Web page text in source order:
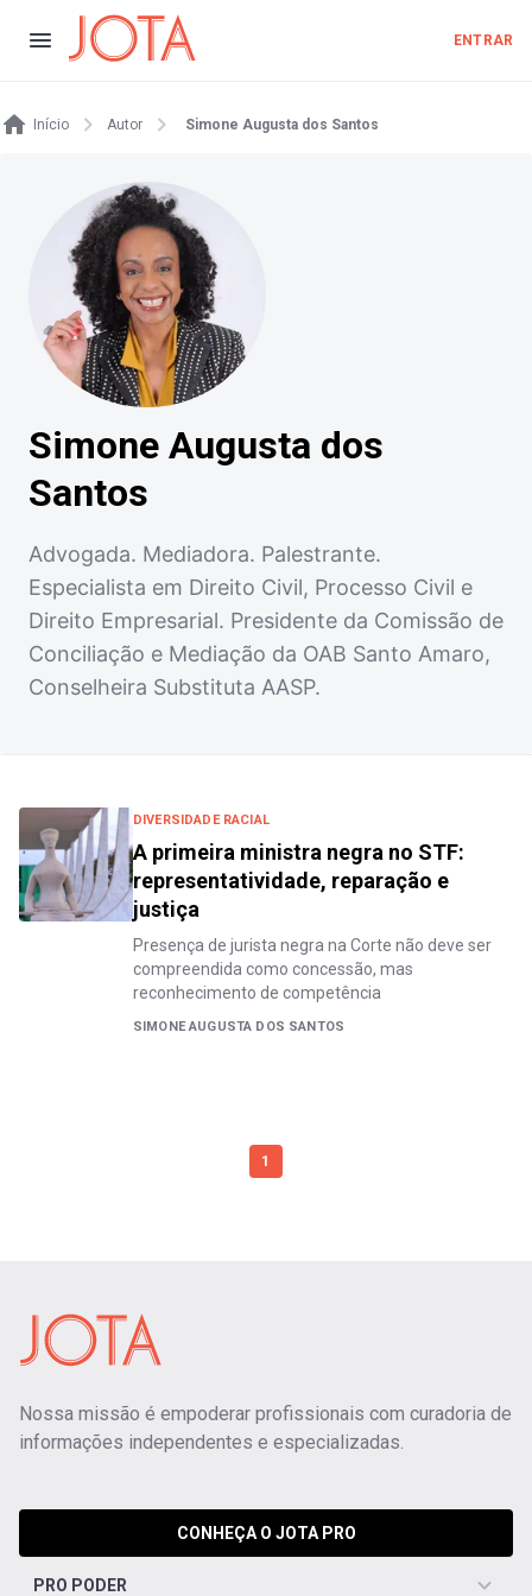
ENTRAR
Início Autor Simone Augusta dos Santos
Simone Augusta dos
Santos
Advogada. Mediadora. Palestrante.
Especialista em Direito Civil, Processo Civil e
Direito Empresarial. Presidente da Comissão de
Conciliação e Mediação da OAB Santo Amaro,
Conselheira Substituta AASP.
DIVERSIDADE RACIAL
A primeira ministra negra no STF:
representatividade, reparação e
justiça
Presença de jurista negra na Corte não deve ser
compreendida como concessão, mas
reconhecimento de competência
SIMONE AUGUSTA DOS SANTOS
1
Nossa missão é empoderar profissionais com curadoria de
informações independentes e especializadas.
CONHEÇA O JOTA PRO
PRO PODER